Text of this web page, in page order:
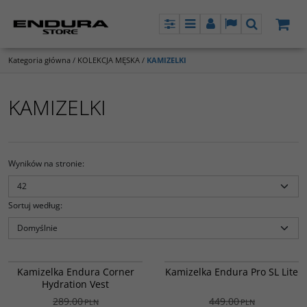
PanelMenuPanel LangSzukaj
Kategoria główna / KOLEKCJA MĘSKA / KAMIZELKI
KAMIZELKI
Wyników na stronie:
Sortuj według:
PROMOCJA
systemem nawadniającym.
Kamizelka Endura Corner
Hydration Vest
289.00PLN
PROMOCJA
chroniąca przed wiatrem.
Kamizelka Endura Pro SL Lite
449.00PLN